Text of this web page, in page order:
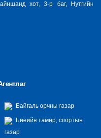
хот, 3-р баг, Нутгийн
Байгаль орчны газар
Биеийн тамир, спортын
газар